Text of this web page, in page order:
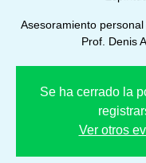
Asesoramiento
Prof. Denis
Se ha cerrado la
Ver otros